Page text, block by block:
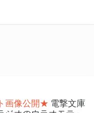
画像公開★ 電撃文庫